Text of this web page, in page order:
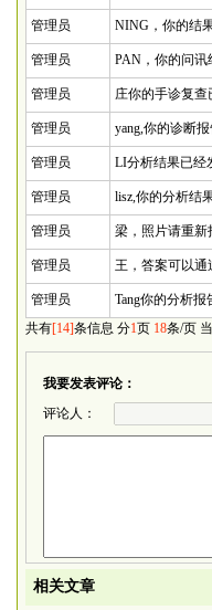
管理员 NING，你的结
管理员 PAN，你的问讯
管理员 庄你的手诊复查
管理员 yang,你的诊断
管理员 LI分析结果已经
管理员 lisz,你的分析结
管理员 梁，照片请重新
管理员 王，答案可以通
管理员
Tang你的分析报
共有[14]条信息 分1页 18条/页
我要发表评论：
评论人：
相关文章